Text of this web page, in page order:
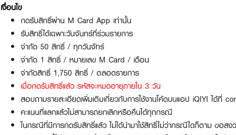
เงื่อนไข
กดรับสิทธิ์ผ่าน M Card App เท่านั้น
รับสิทธิ์ได้เฉพาะวันจันทร์ที่ร่วมรายการ
จำกัด 50 สิทธิ์ / ทุกวันจัทร์
จำกัด 1 สิทธิ์ / หมายเลข M Card / เดือน
จำกัดสิทธิ์ 1,750 สิทธิ์ / ตลอดรายการ
เมื่อกดรับสิทธิ์แล้ว รหัสจะหมดอายุภายใน 3 วัน
สอบถามรายละเอียดเพิ่มเติมเกี่ยวกับการใช้งานโค้ดบนแอป iQIYI ได้ที่
คะแนนที่แลกแล้วไม่สามารถยกเลิกหรือคืนได้ทุกกรณี
ในกรณีที่มีการกดรับสิทธิ์แล้ว ไม่ได้นำมาใช้สิทธิ์ไม่ว่ากรณีใดก็ตาม ขอสง